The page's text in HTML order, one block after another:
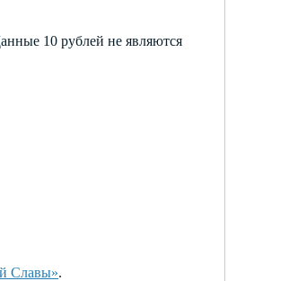
10 рублей не являются
Славы».